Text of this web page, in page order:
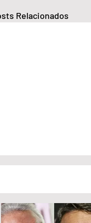
Relacionados